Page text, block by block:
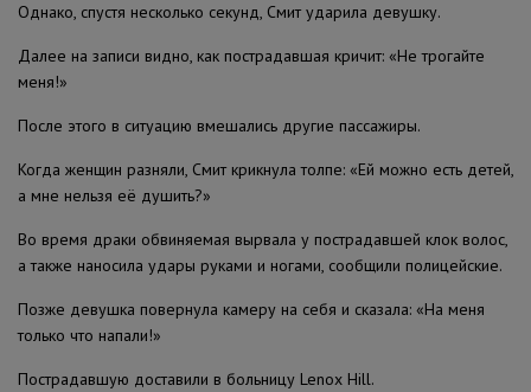
Однако, спустя несколько секунд, Смит ударила девушку.
Далее на записи видно, как пострадавшая кричит: «Не трогайте
меня!»
После этого в ситуацию вмешались другие пассажиры.
Когда женщин разняли, Смит крикнула толпе: «Ей можно есть детей,
а мне нельзя её душить?»
Во время драки обвиняемая вырвала у пострадавшей клок волос,
а также наносила удары руками и ногами, сообщили полицейские.
Позже девушка повернула камеру на себя и сказала: «На меня
только что напали!»
Пострадавшую доставили в больницу Lenox Hill.